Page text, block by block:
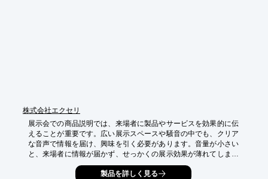
株式会社エクセリ
展示会での商品説明では、来場者に製品やサービスを効果的に伝
えることが重要です。広い展示スペースや騒音の中でも、クリア
な音声で情報を届け、興味を引く必要があります。音量が小さい
と、来場者に情報が届かず、せっかくの展示効果が薄れてしまう
可能性があります。PE-W50 ポータブルワイヤレスアンプは、パ
ワフルな25W出力とクリアな音質で、展示会での商品説明を強力
製品を詳しく見る